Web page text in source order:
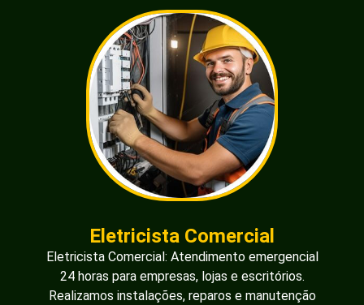
Eletricista Comercial
Eletricista Comercial: Atendimento emergencial
24 horas para empresas, lojas e escritórios.
Realizamos instalações, reparos e manutenção